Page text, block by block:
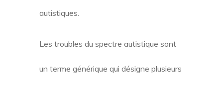
autistiques.
Les troubles du spectre autistique sont
un terme générique qui désigne plusieurs